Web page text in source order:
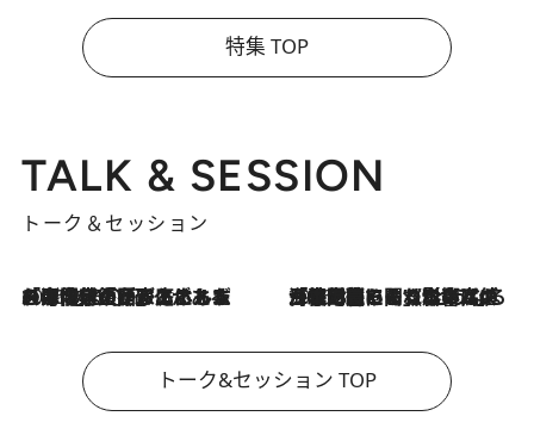
特集 TOP
TALK & SESSION
トーク＆セッション
2026.8.3
「今後値上げがあるとすれば…」「リスクがあるのは今年の冬」エネルギー専門家が語る、ホルムズ海峡封鎖が家庭にもたらす“ある心配” 2026.8.3
「住宅建てられない…」「サーチャージ料の高値が続いている」ホルムズ海峡封鎖による影響はいつまで続く？《エネルギー専門家に聞く“どうなる日本の暮らし”》
トーク&セッション TOP